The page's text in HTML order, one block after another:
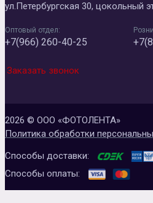
ул.Петербургская 30, цокольный
Оптовый отдел:
+7(966) 260-40-25
Заказать звонок
2026 © ООО «ФОТОЛЕНТА»
Политика обработки
Способы доставки:
Способы оплаты: